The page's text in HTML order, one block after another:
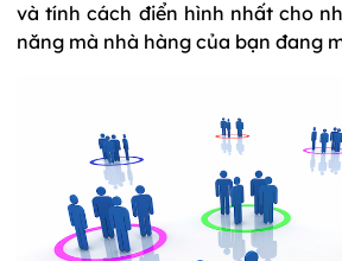
và tính cách điển hình nhất cho
năng mà nhà hàng của bạn đang